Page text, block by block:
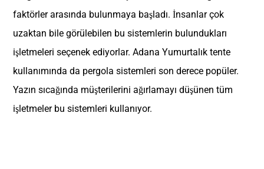
faktörler arasında bulunmaya başladı. İnsanlar çok
uzaktan bile görülebilen bu sistemlerin bulundukları
işletmeleri seçenek ediyorlar. Adana Yumurtalık tente
kullanımında da pergola sistemleri son derece popüler.
Yazın sıcağında müşterilerini ağırlamayı düşünen tüm
işletmeler bu sistemleri kullanıyor.